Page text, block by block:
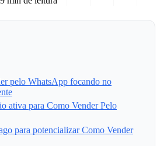
pelo WhatsApp focando no
ativa para Como Vender Pelo
para potencializar Como Vender